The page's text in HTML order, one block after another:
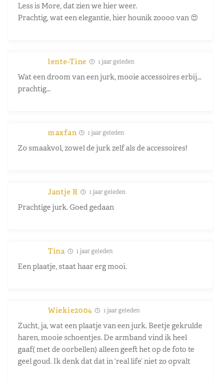
Less is More, dat zien we hier weer.
Prachtig, wat een elegantie, hier hounik zoooo van 😍
lente-Tine 1 jaar geleden
Wat een droom van een jurk, mooie accessoires erbij…
prachtig…
maxfan 1 jaar geleden
Zo smaakvol, zowel de jurk zelf als de accessoires!
Jantje R 1 jaar geleden
Prachtige jurk. Goed gedaan
Tina 1 jaar geleden
Een plaatje, staat haar erg mooi.
Wiekie2004 1 jaar geleden
Zucht, ja, wat een plaatje van een jurk. Beetje gekrulde
haren, mooie schoentjes. De armband vind ik heel
gaaf( met de oorbellen) alleen geeft het op de foto te
geel goud. Ik denk dat dat in ‘real life’ niet zo opvalt